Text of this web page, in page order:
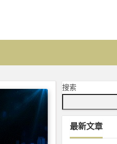
搜索
最新文章